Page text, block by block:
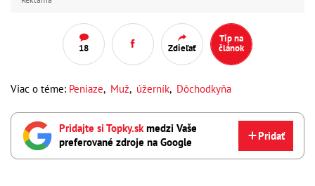
18 Zdieľať
Tip na
článok
Viac o téme: Peniaze, Muž, úžerník, Dôchodkyňa
Pridajte si Topky.skmedzi Vaše
preferované zdroje na Google
Pridať